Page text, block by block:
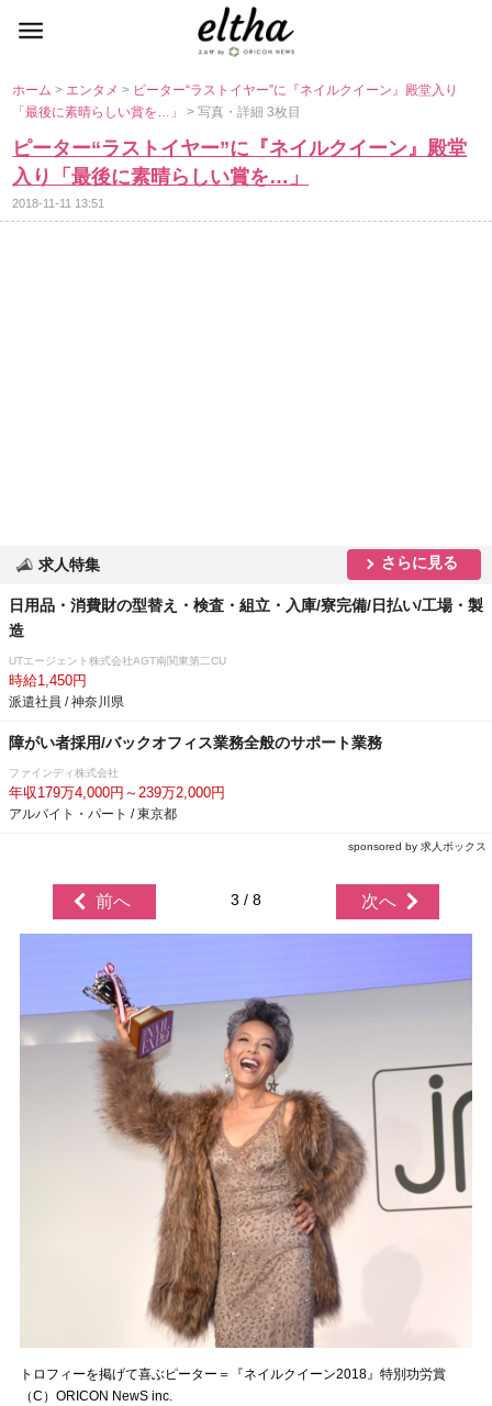
ホーム> エンタメ> ピーター“ラストイヤー”に『ネイルクイーン』殿堂入り
「最後に素晴らしい賞を…」> 写真・詳細 3枚目
ピーター“ラストイヤー”に『ネイルクイーン』殿堂
入り「最後に素晴らしい賞を…」
2018-11-11 13:51
求人特集 さらに見る
日用品・消費財の型替え・検査・組立・入庫/寮完備/日払い/工場・製
造
UTエージェント株式会社AGT南関東第二CU
時給1,450円
派遣社員 / 神奈川県
障がい者採用/バックオフィス業務全般のサポート業務
ファインディ株式会社
年収179万4,000円～239万2,000円
アルバイト・パート / 東京都
sponsored by 求人ボックス
前へ 3 / 8 次へ
トロフィーを掲げて喜ぶピーター＝『ネイルクイーン2018』特別功労賞
（C）ORICON NewS inc.